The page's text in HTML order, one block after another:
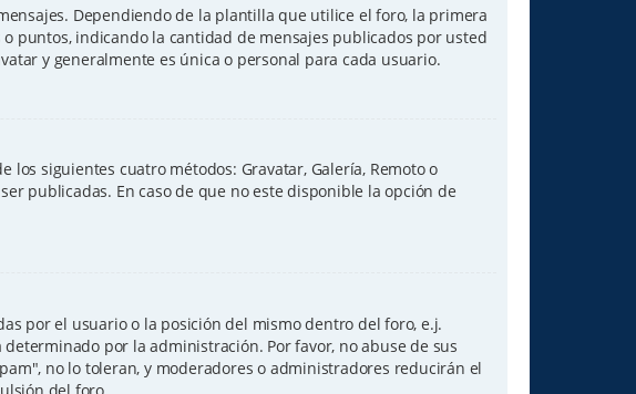
Dependiendo de la plantilla que utilice el foro, la primera
puntos, indicando la cantidad de mensajes publicados por usted
y generalmente es única o personal para cada usuario.
los siguientes cuatro métodos: Gravatar, Galería, Remoto o
publicadas. En caso de que no este disponible la opción de
por el usuario o la posición del mismo dentro del foro, e.j.
por la administración. Por favor, no abuse de sus
no lo toleran, y moderadores o administradores reducirán el